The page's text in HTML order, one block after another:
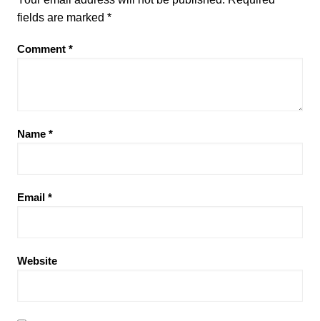
fields are marked *
Comment *
Name *
Email *
Website